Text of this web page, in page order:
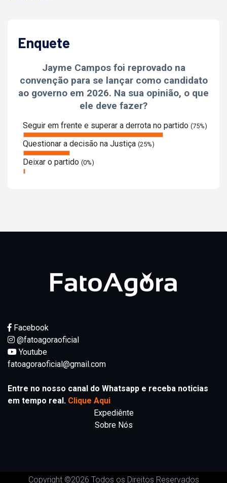
Enquete
Jayme Campos foi reprovado na
convenção para se lançar como candidato
ao governo em 2026. Na sua opinião, o que
ele deve fazer?
Seguir em frente e superar a derrota no partido (75%)
Questionar a decisão na Justiça (25%)
Deixar o partido (0%)
Facebook
@fatoagoraoficial
Youtube
fatoagoraoficial@gmail.com
Entre no nosso canal do Whatsapp e receba noticias
em tempo real. Clique Aqui
Expediênte
Sobre Nós
Copyright ©2026 Todos os Direitos Reservados